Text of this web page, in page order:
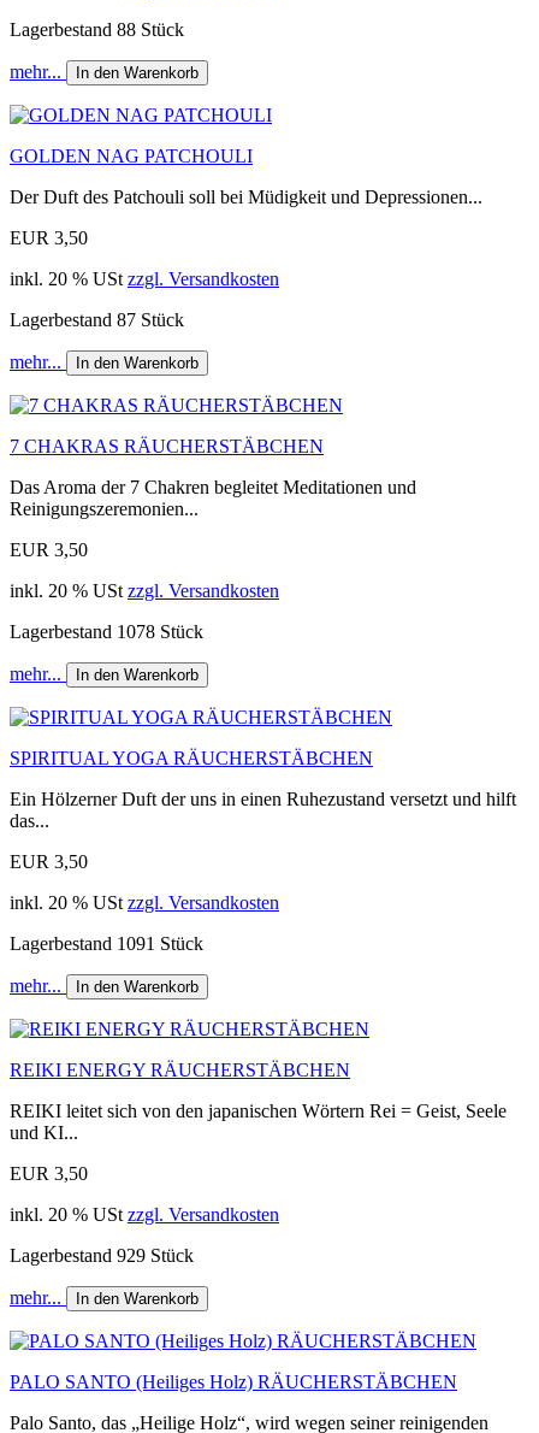
Lagerbestand 88 Stück
mehr... In den Warenkorb
GOLDEN NAG PATCHOULI
Der Duft des Patchouli soll bei Müdigkeit und Depressionen...
EUR 3,50
inkl. 20 % USt zzgl. Versandkosten
Lagerbestand 87 Stück
mehr... In den Warenkorb
7 CHAKRAS RÄUCHERSTÄBCHEN
Das Aroma der 7 Chakren begleitet Meditationen und
Reinigungszeremonien...
EUR 3,50
inkl. 20 % USt zzgl. Versandkosten
Lagerbestand 1078 Stück
mehr... In den Warenkorb
SPIRITUAL YOGA RÄUCHERSTÄBCHEN
Ein Hölzerner Duft der uns in einen Ruhezustand versetzt und hilft
das...
EUR 3,50
inkl. 20 % USt zzgl. Versandkosten
Lagerbestand 1091 Stück
mehr... In den Warenkorb
REIKI ENERGY RÄUCHERSTÄBCHEN
REIKI leitet sich von den japanischen Wörtern Rei = Geist, Seele
und KI...
EUR 3,50
inkl. 20 % USt zzgl. Versandkosten
Lagerbestand 929 Stück
mehr... In den Warenkorb
PALO SANTO (Heiliges Holz) RÄUCHERSTÄBCHEN
Palo Santo, das „Heilige Holz“, wird wegen seiner reinigenden